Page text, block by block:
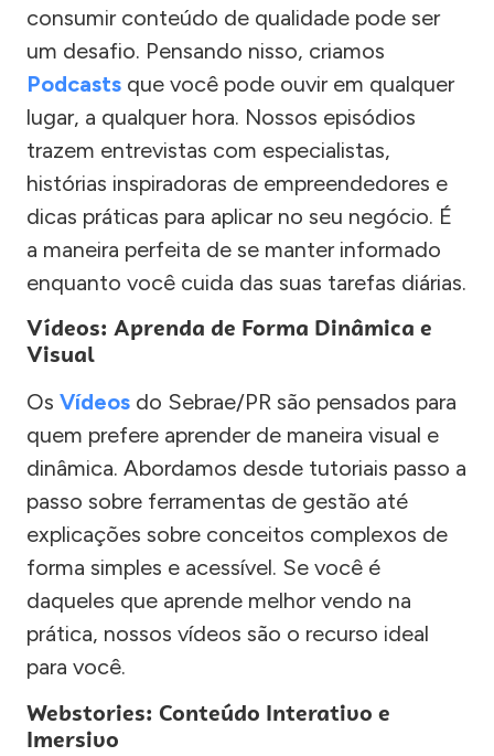
consumir conteúdo de qualidade pode ser
um desafio. Pensando nisso, criamos
Podcasts que você pode ouvir em qualquer
lugar, a qualquer hora. Nossos episódios
trazem entrevistas com especialistas,
histórias inspiradoras de empreendedores e
dicas práticas para aplicar no seu negócio. É
a maneira perfeita de se manter informado
enquanto você cuida das suas tarefas diárias.
Vídeos: Aprenda de Forma Dinâmica e
Visual
Os Vídeos do Sebrae/PR são pensados para
quem prefere aprender de maneira visual e
dinâmica. Abordamos desde tutoriais passo a
passo sobre ferramentas de gestão até
explicações sobre conceitos complexos de
forma simples e acessível. Se você é
daqueles que aprende melhor vendo na
prática, nossos vídeos são o recurso ideal
para você.
Webstories: Conteúdo Interativo e
Imersivo